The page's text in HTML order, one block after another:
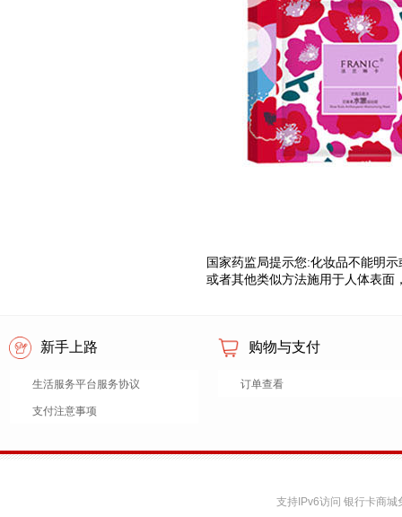
国家药监局提示您:化妆品不能明
或者其他类似方法施用于人体表面
新手上路
生活服务平台服务协议
支付注意事项
购物与支付
订单查看
支持IPv6访问 银行卡商